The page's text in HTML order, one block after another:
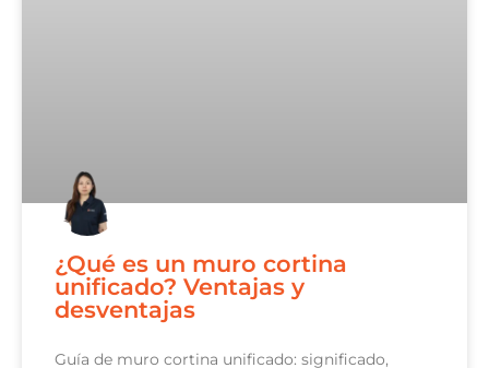
¿Qué es un muro cortina
unificado? Ventajas y
desventajas
Guía de muro cortina unificado: significado,